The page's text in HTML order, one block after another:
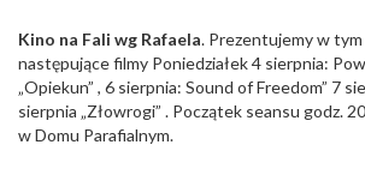
Kino na Fali wg Rafaela. Prezentujemy w
następujące filmy Poniedziałek 4 sierpnia:
„Opiekun” , 6 sierpnia: Sound of Freedom” 7
sierpnia „Złowrogi” . Początek seansu godz.
w Domu Parafialnym.